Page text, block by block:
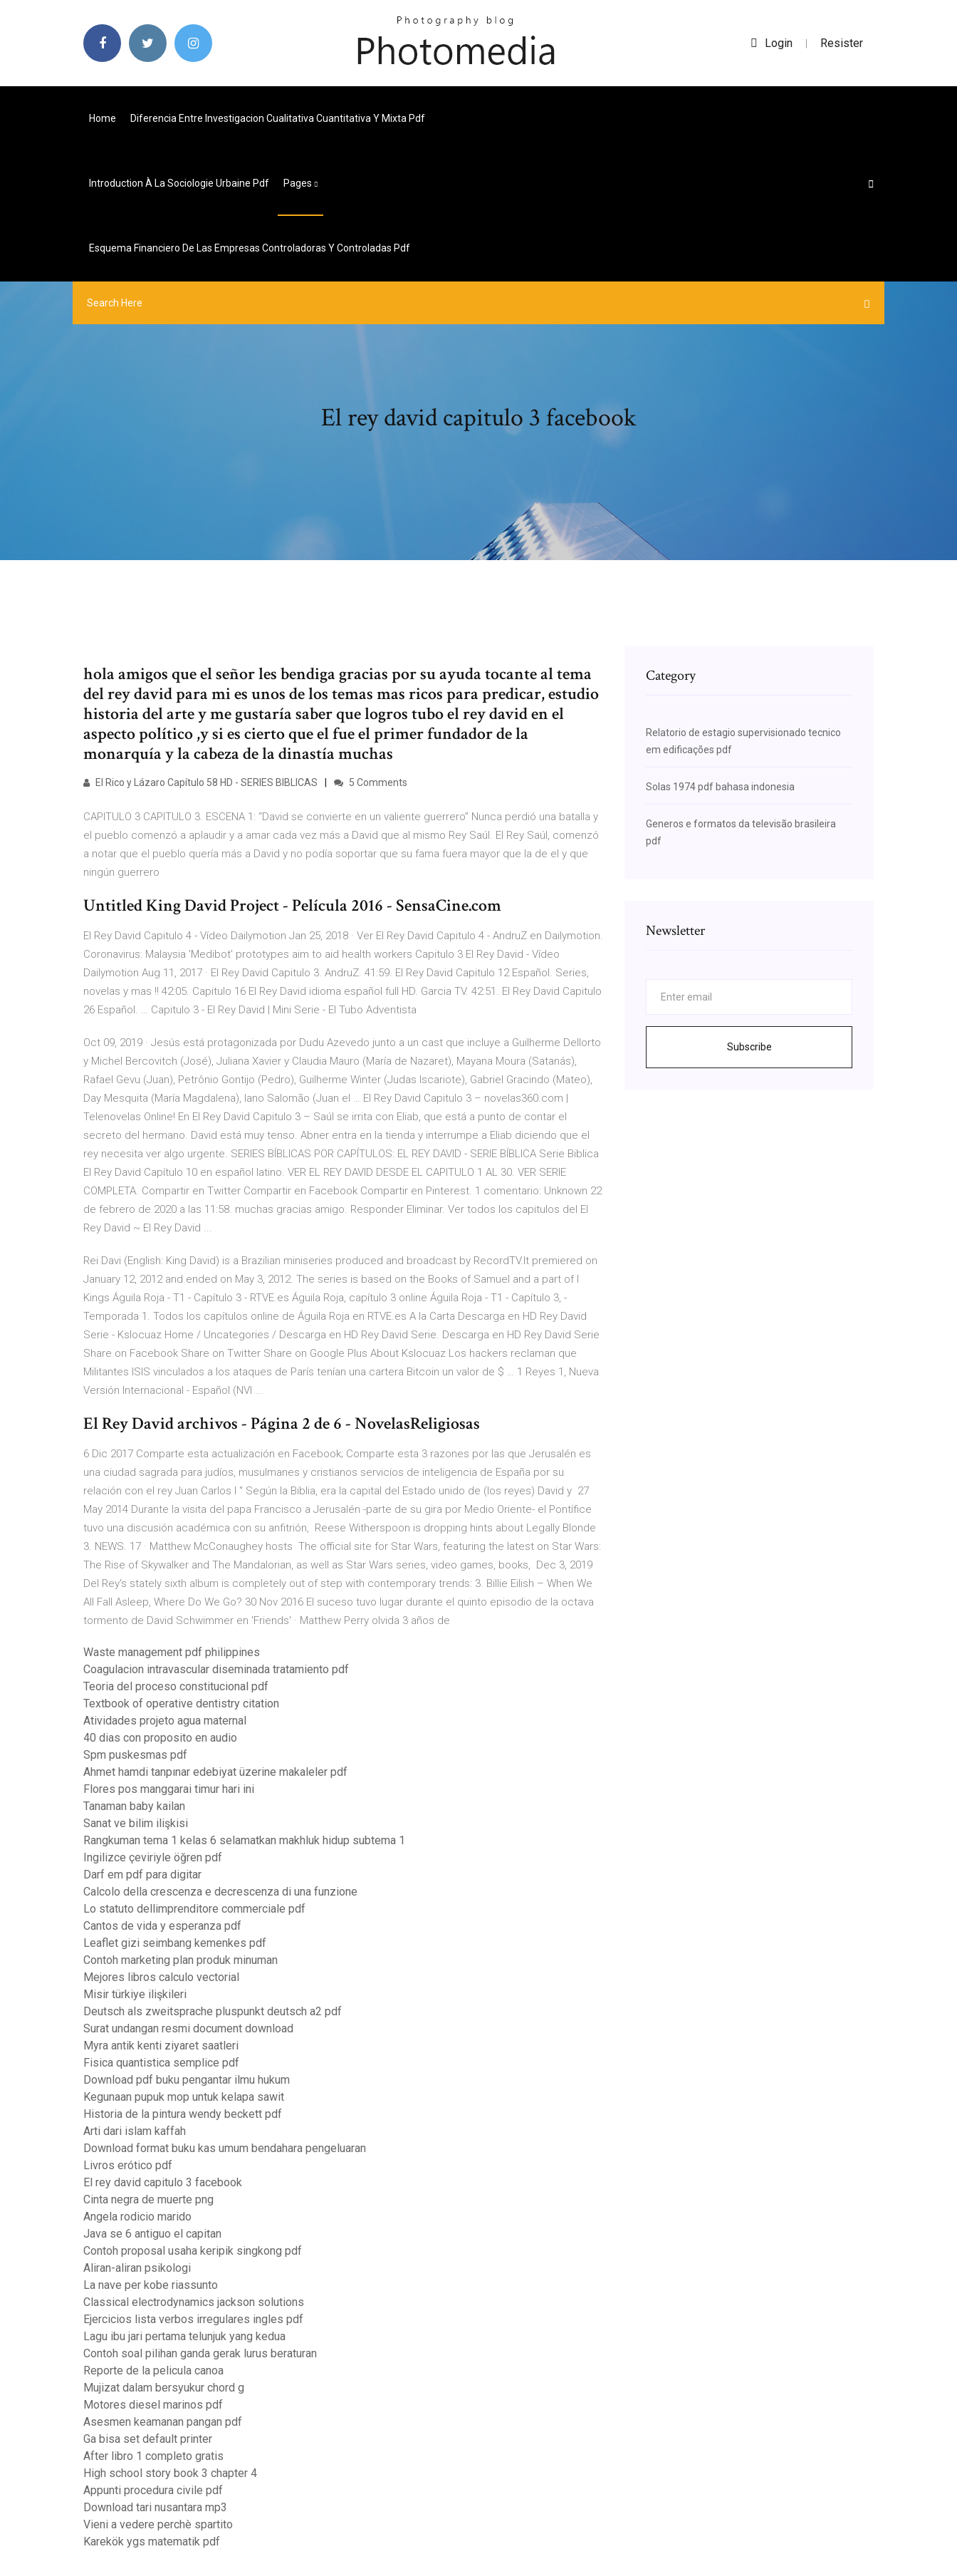
Login | Resister
Home Diferencia Entre Investigacion Cualitativa Cuantitativa Y Mixta Pdf
Introduction À La Sociologie Urbaine Pdf Pages
Esquema Financiero De Las Empresas Controladoras Y Controladas Pdf
El rey david capitulo 3 facebook
hola amigos que el señor les bendiga gracias por su ayuda tocante al tema
del rey david para mi es unos de los temas mas ricos para predicar, estudio
historia del arte y me gustaría saber que logros tubo el rey david en el
aspecto político ,y si es cierto que el fue el primer fundador de la
monarquía y la cabeza de la dinastía muchas
El Rico y Lázaro Capítulo 58 HD - SERIES BIBLICAS 5 Comments
CAPITULO 3 CAPITULO 3. ESCENA 1: “David se convierte en un valiente guerrero” Nunca perdió una batalla y
el pueblo comenzó a aplaudir y a amar cada vez más a David que al mismo Rey Saúl. El Rey Saúl, comenzó
a notar que el pueblo quería más a David y no podía soportar que su fama fuera mayor que la de el y que
ningún guerrero
Untitled King David Project - Película 2016 - SensaCine.com
El Rey David Capitulo 4 - Vídeo Dailymotion Jan 25, 2018 · Ver El Rey David Capitulo 4 - AndruZ en Dailymotion.
Coronavirus: Malaysia 'Medibot' prototypes aim to aid health workers Capitulo 3 El Rey David - Vídeo
Dailymotion Aug 11, 2017 · El Rey David Capitulo 3. AndruZ. 41:59. El Rey David Capitulo 12 Español. Series,
novelas y mas !! 42:05. Capitulo 16 El Rey David idioma español full HD. Garcia TV. 42:51. El Rey David Capitulo
26 Español. … Capitulo 3 - El Rey David | Mini Serie - El Tubo Adventista
Oct 09, 2019 · Jesús está protagonizada por Dudu Azevedo junto a un cast que incluye a Guilherme Dellorto
y Michel Bercovitch (José), Juliana Xavier y Claudia Mauro (María de Nazaret), Mayana Moura (Satanás),
Rafael Gevu (Juan), Petrônio Gontijo (Pedro), Guilherme Winter (Judas Iscariote), Gabriel Gracindo (Mateo),
Day Mesquita (María Magdalena), Iano Salomão (Juan el … El Rey David Capitulo 3 – novelas360.com |
Telenovelas Online! En El Rey David Capitulo 3 – Saúl se irrita con Eliab, que está a punto de contar el
secreto del hermano. David está muy tenso. Abner entra en la tienda y interrumpe a Eliab diciendo que el
rey necesita ver algo urgente. SERIES BÍBLICAS POR CAPÍTULOS: EL REY DAVID - SERIE BÍBLICA Serie Biblica
El Rey David Capítulo 10 en español latino. VER EL REY DAVID DESDE EL CAPITULO 1 AL 30. VER SERIE
COMPLETA. Compartir en Twitter Compartir en Facebook Compartir en Pinterest. 1 comentario: Unknown 22
de febrero de 2020 a las 11:58. muchas gracias amigo. Responder Eliminar. Ver todos los capitulos del El
Rey David ~ El Rey David ...
Rei Davi (English: King David) is a Brazilian miniseries produced and broadcast by RecordTV.It premiered on
January 12, 2012 and ended on May 3, 2012. The series is based on the Books of Samuel and a part of I
Kings Águila Roja - T1 - Capítulo 3 - RTVE.es Águila Roja, capítulo 3 online Águila Roja - T1 - Capítulo 3, -
Temporada 1. Todos los capítulos online de Águila Roja en RTVE.es A la Carta Descarga en HD Rey David
Serie - Kslocuaz Home / Uncategories / Descarga en HD Rey David Serie. Descarga en HD Rey David Serie
Share on Facebook Share on Twitter Share on Google Plus About Kslocuaz Los hackers reclaman que
Militantes ISIS vinculados a los ataques de París tenían una cartera Bitcoin un valor de $ … 1 Reyes 1, Nueva
Versión Internacional - Español (NVI ...
El Rey David archivos - Página 2 de 6 - NovelasReligiosas
6 Dic 2017 Comparte esta actualización en Facebook; Comparte esta 3 razones por las que Jerusalén es
una ciudad sagrada para judíos, musulmanes y cristianos servicios de inteligencia de España por su
relación con el rey Juan Carlos I " Según la Biblia, era la capital del Estado unido de (los reyes) David y 27
May 2014 Durante la visita del papa Francisco a Jerusalén -parte de su gira por Medio Oriente- el Pontífice
tuvo una discusión académica con su anfitrión, Reese Witherspoon is dropping hints about Legally Blonde
3. NEWS. 17 · Matthew McConaughey hosts The official site for Star Wars, featuring the latest on Star Wars:
The Rise of Skywalker and The Mandalorian, as well as Star Wars series, video games, books, Dec 3, 2019
Del Rey's stately sixth album is completely out of step with contemporary trends: 3. Billie Eilish – When We
All Fall Asleep, Where Do We Go? 30 Nov 2016 El suceso tuvo lugar durante el quinto episodio de la octava
tormento de David Schwimmer en 'Friends' · Matthew Perry olvida 3 años de
Waste management pdf philippines
Coagulacion intravascular diseminada tratamiento pdf
Teoria del proceso constitucional pdf
Textbook of operative dentistry citation
Atividades projeto agua maternal
40 dias con proposito en audio
Spm puskesmas pdf
Ahmet hamdi tanpınar edebiyat üzerine makaleler pdf
Flores pos manggarai timur hari ini
Tanaman baby kailan
Sanat ve bilim ilişkisi
Rangkuman tema 1 kelas 6 selamatkan makhluk hidup subtema 1
Ingilizce çeviriyle öğren pdf
Darf em pdf para digitar
Calcolo della crescenza e decrescenza di una funzione
Lo statuto dellimprenditore commerciale pdf
Cantos de vida y esperanza pdf
Leaflet gizi seimbang kemenkes pdf
Contoh marketing plan produk minuman
Mejores libros calculo vectorial
Misir türkiye ilişkileri
Deutsch als zweitsprache pluspunkt deutsch a2 pdf
Surat undangan resmi document download
Myra antik kenti ziyaret saatleri
Fisica quantistica semplice pdf
Download pdf buku pengantar ilmu hukum
Kegunaan pupuk mop untuk kelapa sawit
Historia de la pintura wendy beckett pdf
Arti dari islam kaffah
Download format buku kas umum bendahara pengeluaran
Livros erótico pdf
El rey david capitulo 3 facebook
Cinta negra de muerte png
Angela rodicio marido
Java se 6 antiguo el capitan
Contoh proposal usaha keripik singkong pdf
Aliran-aliran psikologi
La nave per kobe riassunto
Classical electrodynamics jackson solutions
Ejercicios lista verbos irregulares ingles pdf
Lagu ibu jari pertama telunjuk yang kedua
Contoh soal pilihan ganda gerak lurus beraturan
Reporte de la pelicula canoa
Mujizat dalam bersyukur chord g
Motores diesel marinos pdf
Asesmen keamanan pangan pdf
Ga bisa set default printer
After libro 1 completo gratis
High school story book 3 chapter 4
Appunti procedura civile pdf
Download tari nusantara mp3
Vieni a vedere perchè spartito
Karekök ygs matematik pdf
Category
Relatorio de estagio supervisionado tecnico
em edificações pdf
Solas 1974 pdf bahasa indonesia
Generos e formatos da televisão brasileira
pdf
Newsletter
Subscribe